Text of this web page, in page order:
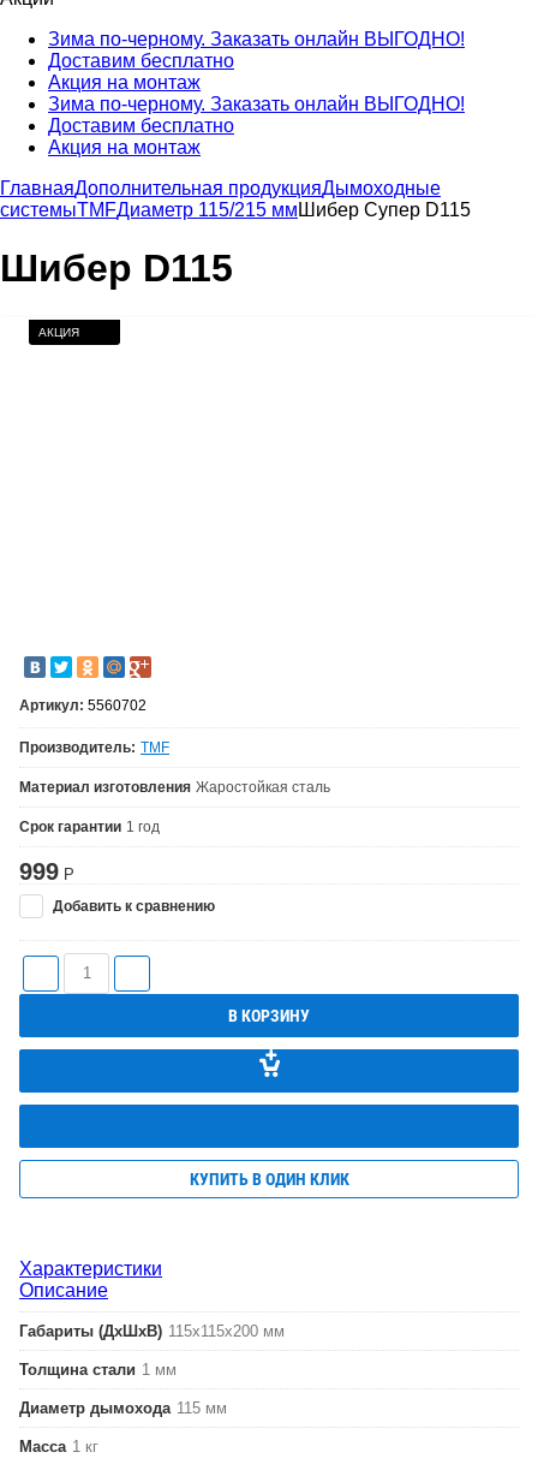
Зима по-черному. Заказать онлайн ВЫГОДНО!
Доставим бесплатно
Акция на монтаж
Зима по-черному. Заказать онлайн ВЫГОДНО!
Доставим бесплатно
Акция на монтаж
ГлавнаяДополнительная продукцияДымоходные
системыTMFДиаметр 115/215 мм Шибер Супер D115
Шибер D115
АКЦИЯ
Артикул: 5560702
Производитель: TMF
Материал изготовления Жаростойкая сталь
Срок гарантии 1 год
999 Р
Добавить к сравнению
В КОРЗИНУ
КУПИТЬ В ОДИН КЛИК
Характеристики
Описание
Габариты (ДхШхВ) 115х115х200 мм
Толщина стали 1 мм
Диаметр дымохода 115 мм
Масса 1 кг